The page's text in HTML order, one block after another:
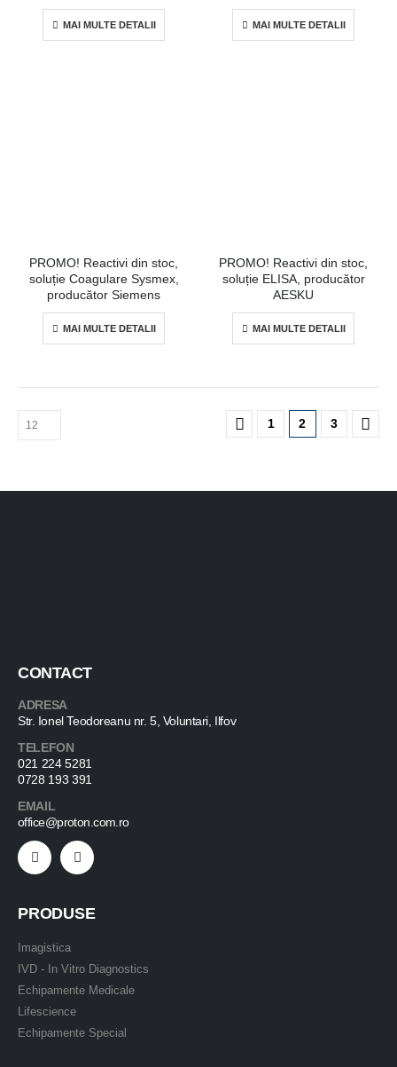
MAI MULTE DETALII MAI MULTE DETALII
PROMO! Reactivi din stoc,
soluție Coagulare Sysmex,
producător Siemens
MAI MULTE DETALII
PROMO! Reactivi din stoc,
soluție ELISA, producător
AESKU
MAI MULTE DETALII
1 2 3
CONTACT
ADRESA
Str. Ionel Teodoreanu nr. 5, Voluntari, Ilfov
TELEFON
021 224 5281
0728 193 391
EMAIL
office@proton.com.ro
PRODUSE
Imagistica
IVD - In Vitro Diagnostics
Echipamente Medicale
Lifescience
Echipamente Special